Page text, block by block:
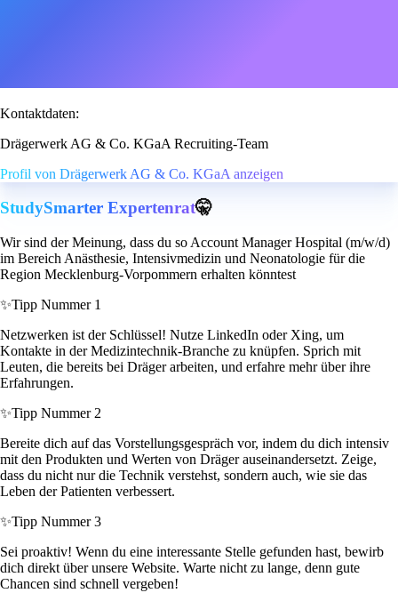
Kontaktdaten:
Drägerwerk AG & Co. KGaA Recruiting-Team
Profil von Drägerwerk AG & Co. KGaA anzeigen
StudySmarter Expertenrat🤫
Wir sind der Meinung, dass du so Account Manager Hospital (m/w/d)
im Bereich Anästhesie, Intensivmedizin und Neonatologie für die
Region Mecklenburg-Vorpommern erhalten könntest
✨Tipp Nummer 1
Netzwerken ist der Schlüssel! Nutze LinkedIn oder Xing, um
Kontakte in der Medizintechnik-Branche zu knüpfen. Sprich mit
Leuten, die bereits bei Dräger arbeiten, und erfahre mehr über ihre
Erfahrungen.
✨Tipp Nummer 2
Bereite dich auf das Vorstellungsgespräch vor, indem du dich intensiv
mit den Produkten und Werten von Dräger auseinandersetzt. Zeige,
dass du nicht nur die Technik verstehst, sondern auch, wie sie das
Leben der Patienten verbessert.
✨Tipp Nummer 3
Sei proaktiv! Wenn du eine interessante Stelle gefunden hast, bewirb
dich direkt über unsere Website. Warte nicht zu lange, denn gute
Chancen sind schnell vergeben!